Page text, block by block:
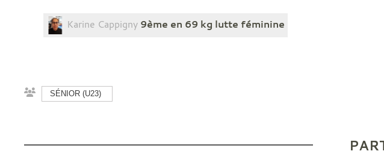
Karine Cappigny 9ème en 69 kg lutte féminine
SÉNIOR (U23)